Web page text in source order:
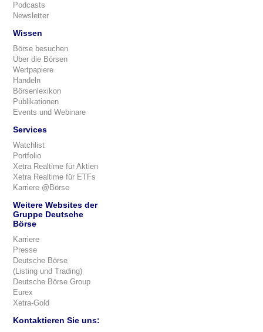
Podcasts
Newsletter
Wissen
Börse besuchen
Über die Börsen
Wertpapiere
Handeln
Börsenlexikon
Publikationen
Events und Webinare
Services
Watchlist
Portfolio
Xetra Realtime für Aktien
Xetra Realtime für ETFs
Karriere @Börse
Weitere Websites der
Gruppe Deutsche
Börse
Karriere
Presse
Deutsche Börse
(Listing und Trading)
Deutsche Börse Group
Eurex
Xetra-Gold
Kontaktieren Sie uns: